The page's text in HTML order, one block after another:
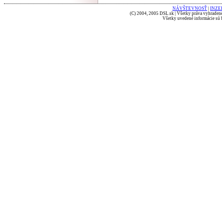
NÁVŠTEVNOSŤ
(C) 2004, 2005 DSL.sk | Všetky práva
Všetky uvedené informácie sú